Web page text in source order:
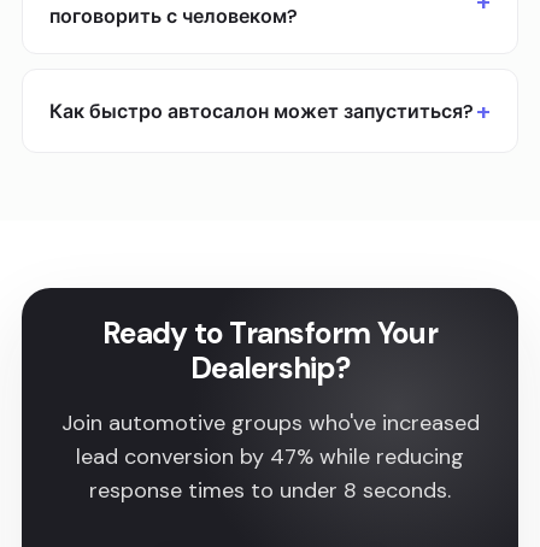
поговорить с человеком?
Как быстро автосалон может запуститься?
Ready to Transform Your
Dealership?
Join automotive groups who've increased
lead conversion by 47% while reducing
response times to under 8 seconds.